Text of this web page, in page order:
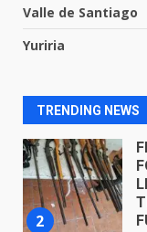
Valle de Santiago
Yuriria
TRENDING NEWS
2
3